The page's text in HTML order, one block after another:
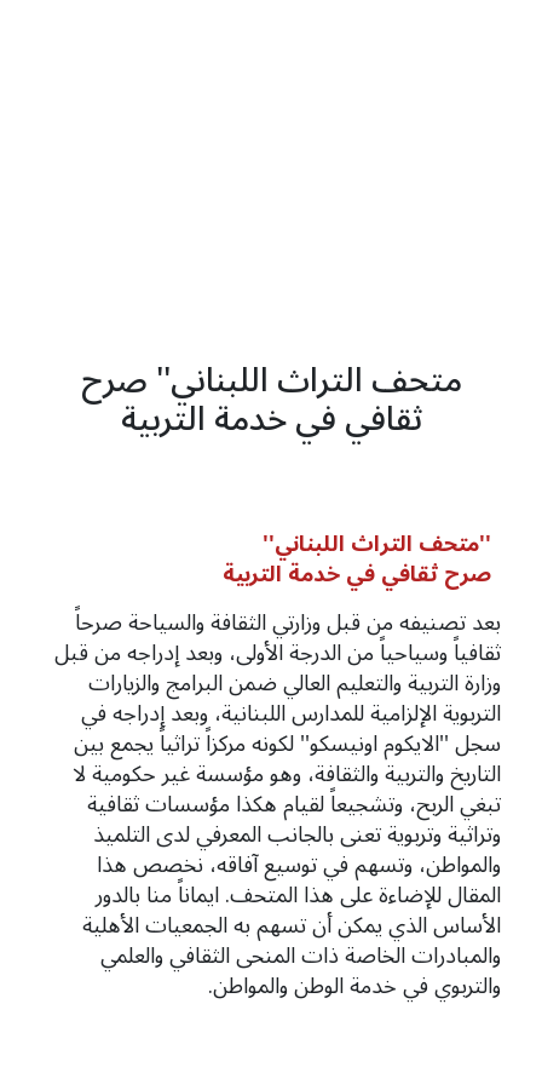
متحف التراث اللبناني'' صرح
ثقافي في خدمة التربية
''متحف التراث اللبناني''
صرح ثقافي في خدمة التربية
بعد تصنيفه من قبل وزارتي الثقافة والسياحة صرحاً
ثقافياً وسياحياً من الدرجة الأولى، وبعد إدراجه من قبل
وزارة التربية والتعليم العالي ضمن البرامج والزيارات
التربوية الإلزامية للمدارس اللبنانية، وبعد إدراجه في
سجل ''الايكوم اونيسكو'' لكونه مركزاً تراثياً يجمع بين
التاريخ والتربية والثقافة، وهو مؤسسة غير حكومية لا
تبغي الربح، وتشجيعاً لقيام هكذا مؤسسات ثقافية
وتراثية وتربوية تعنى بالجانب المعرفي لدى التلميذ
والمواطن، وتسهم في توسيع آفاقه، نخصص هذا
المقال للإضاءة على هذا المتحف. ايماناً منا بالدور
الأساس الذي يمكن أن تسهم به الجمعيات الأهلية
والمبادرات الخاصة ذات المنحى الثقافي والعلمي
والتربوي في خدمة الوطن والمواطن.